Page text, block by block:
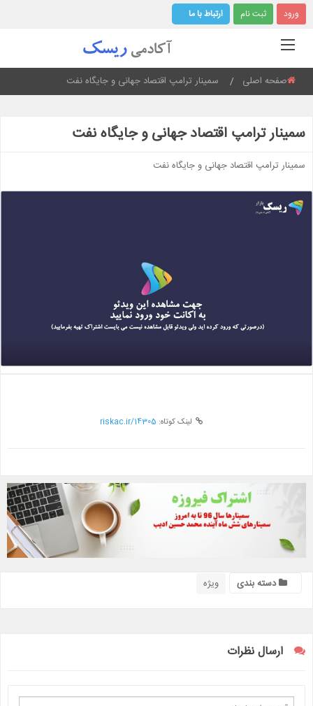
ورود ثبت نام ارتباط با ما
Current:
سمینار ترامپ اقتصاد جهانی و جایگاه نفت صفحه اصلی
سمینار ترامپ اقتصاد جهانی و جایگاه نفت
سمینار ترامپ اقتصاد جهانی و جایگاه نفت
لینک کوتاه: riskac.ir/14305
دسته بندی ویژه
ارسال نظرات